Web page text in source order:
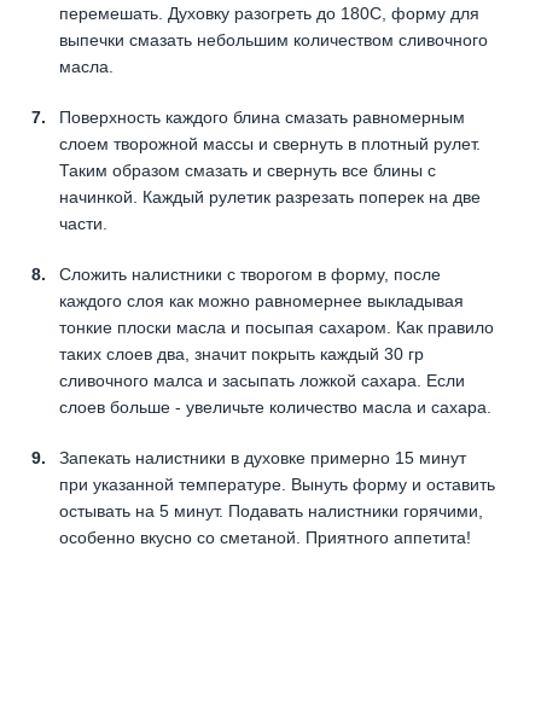
перемешать. Духовку разогреть до 180С, форму для
выпечки смазать небольшим количеством сливочного
масла.
Поверхность каждого блина смазать равномерным
слоем творожной массы и свернуть в плотный рулет.
Таким образом смазать и свернуть все блины с
начинкой. Каждый рулетик разрезать поперек на две
части.
Сложить налистники с творогом в форму, после
каждого слоя как можно равномернее выкладывая
тонкие плоски масла и посыпая сахаром. Как правило
таких слоев два, значит покрыть каждый 30 гр
сливочного малса и засыпать ложкой сахара. Если
слоев больше - увеличьте количество масла и сахара.
Запекать налистники в духовке примерно 15 минут
при указанной температуре. Вынуть форму и оставить
остывать на 5 минут. Подавать налистники горячими,
особенно вкусно со сметаной. Приятного аппетита!